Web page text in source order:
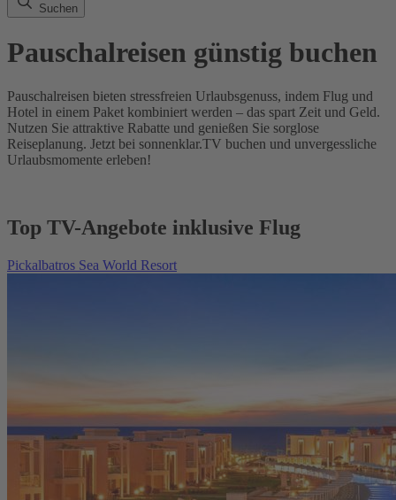
Suchen
Pauschalreisen günstig buchen
Pauschalreisen bieten stressfreien Urlaubsgenuss, indem Flug und
Hotel in einem Paket kombiniert werden – das spart Zeit und Geld.
Nutzen Sie attraktive Rabatte und genießen Sie sorglose
Reiseplanung. Jetzt bei sonnenklar.TV buchen und unvergessliche
Urlaubsmomente erleben!
Top TV-Angebote inklusive Flug
Pickalbatros Sea World Resort